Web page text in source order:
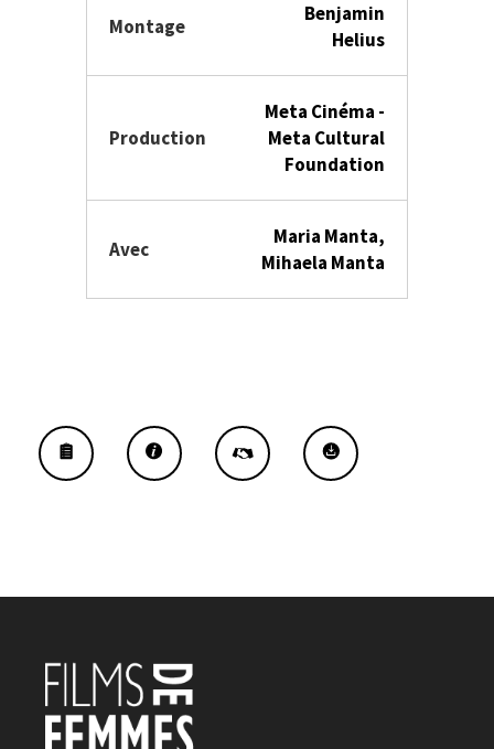
Montage
Benjamin
Helius
Production
Meta Cinéma -
Meta Cultural
Foundation
Avec
Maria Manta,
Mihaela Manta